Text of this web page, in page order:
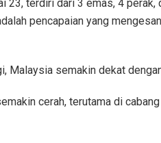
23, terdiri dari 3 emas, 4 perak,
pencapaian yang
Malaysia semakin dekat
cerah, terutama di